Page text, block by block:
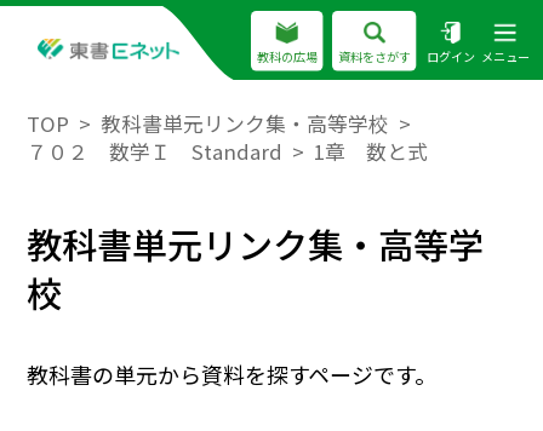
教科の広場 資料をさがす ログイン メニュー
TOP
教科書単元リンク集・高等学校
７０２ 数学Ｉ Standard
1章 数と式
教科書単元リンク集・高等学
校
教科書の単元から資料を探すページです。